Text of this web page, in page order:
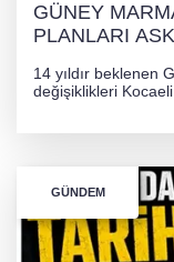
GÜNEY
PLANLARI
14 yıldır beklenen
değişiklikleri
GÜNDEM